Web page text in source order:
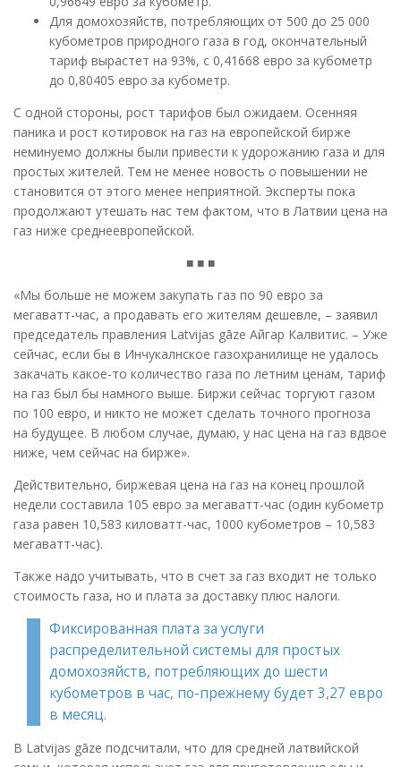
Для домохозяйств, потребляющих от 500 до 25 000
кубометров природного газа в год, окончательный
тариф вырастет на 93%, с 0,41668 евро за кубометр
до 0,80405 евро за кубометр.
С одной стороны, рост тарифов был ожидаем. Осенняя
паника и рост котировок на газ на европейской бирже
неминуемо должны были привести к удорожанию газа и для
простых жителей. Тем не менее новость о повышении не
становится от этого менее неприятной. Эксперты пока
продолжают утешать нас тем фактом, что в Латвии цена на
газ ниже среднеевропейской.
■ ■ ■
«Мы больше не можем закупать газ по 90 евро за
мегаватт-час, а продавать его жителям дешевле, – заявил
председатель правления Latvijas gāze Айгар Калвитис. – Уже
сейчас, если бы в Инчукалнское газохранилище не удалось
закачать какое-то количество газа по летним ценам, тариф
на газ был бы намного выше. Биржи сейчас торгуют газом
по 100 евро, и никто не может сделать точного прогноза
на будущее. В любом случае, думаю, у нас цена на газ вдвое
ниже, чем сейчас на бирже».
Действительно, биржевая цена на газ на конец прошлой
недели составила 105 евро за мегаватт-час (один кубометр
газа равен 10,583 киловатт-час, 1000 кубометров – 10,583
мегаватт-час).
Также надо учитывать, что в счет за газ входит не только
стоимость газа, но и плата за доставку плюс налоги.
Фиксированная плата за услуги
распределительной системы для простых
домохозяйств, потребляющих до шести
кубометров в час, по-прежнему будет 3,27 евро
в месяц.
В Latvijas gāze подсчитали, что для средней латвийской